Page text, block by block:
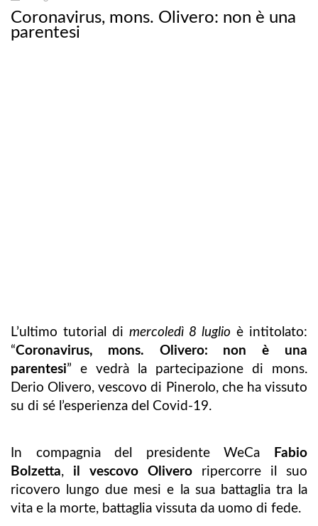
Coronavirus, mons. Olivero: non è una
parentesi
L’ultimo tutorial di mercoledì 8 luglio è intitolato:
“Coronavirus, mons. Olivero: non è una
parentesi” e vedrà la partecipazione di mons.
Derio Olivero, vescovo di Pinerolo, che ha vissuto
su di sé l’esperienza del Covid-19.
In compagnia del presidente WeCa
Fabio
Bolzetta, il vescovo Olivero ripercorre il suo
ricovero lungo due mesi e la sua battaglia tra la
vita e la morte, battaglia vissuta da uomo di fede.